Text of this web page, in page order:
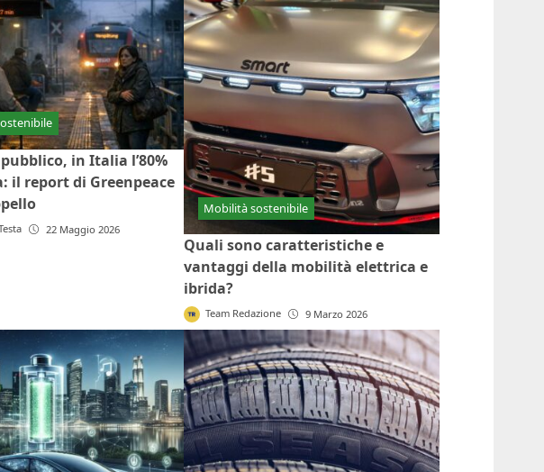
in Italia l’80%
il report di Greenpeace
22 Maggio 2026
Mobilità sostenibile
Quali sono caratteristiche e
vantaggi della mobilità elettrica e
ibrida?
Team Redazione 9 Marzo 2026